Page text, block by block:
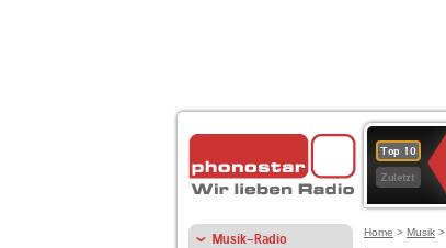
Top 10
Zuletzt
Musik-Radio Home > Musik >